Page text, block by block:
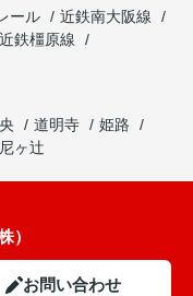
ール
近鉄南大阪線
近鉄橿原線
道明寺
姫路
尼ヶ辻
）
お問い合わせ